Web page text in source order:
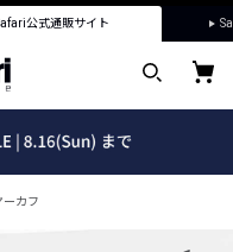
公式通販サイト
ーカフ